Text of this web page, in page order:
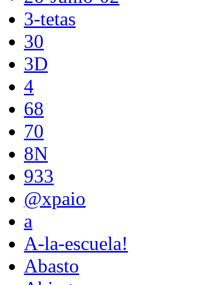
3-tetas
30
3D
4
68
70
8N
933
@xpaio
a
A-la-escuela!
Abasto